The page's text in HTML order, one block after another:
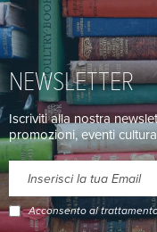
NEWSLETTER
Iscriviti alla nostra
promozioni, eventi
Acconsento al